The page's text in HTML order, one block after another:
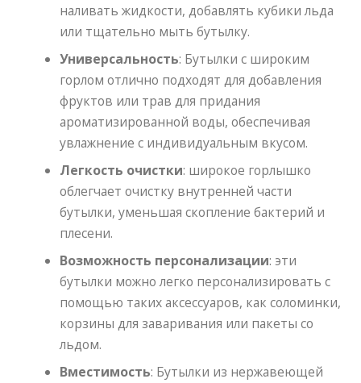
наливать жидкости, добавлять кубики льда
или тщательно мыть бутылку.
Универсальность: Бутылки с широким
горлом отлично подходят для добавления
фруктов или трав для придания
ароматизированной воды, обеспечивая
увлажнение с индивидуальным вкусом.
Легкость очистки: широкое горлышко
облегчает очистку внутренней части
бутылки, уменьшая скопление бактерий и
плесени.
Возможность персонализации: эти
бутылки можно легко персонализировать с
помощью таких аксессуаров, как соломинки,
корзины для заваривания или пакеты со
льдом.
Вместимость: Бутылки из нержавеющей